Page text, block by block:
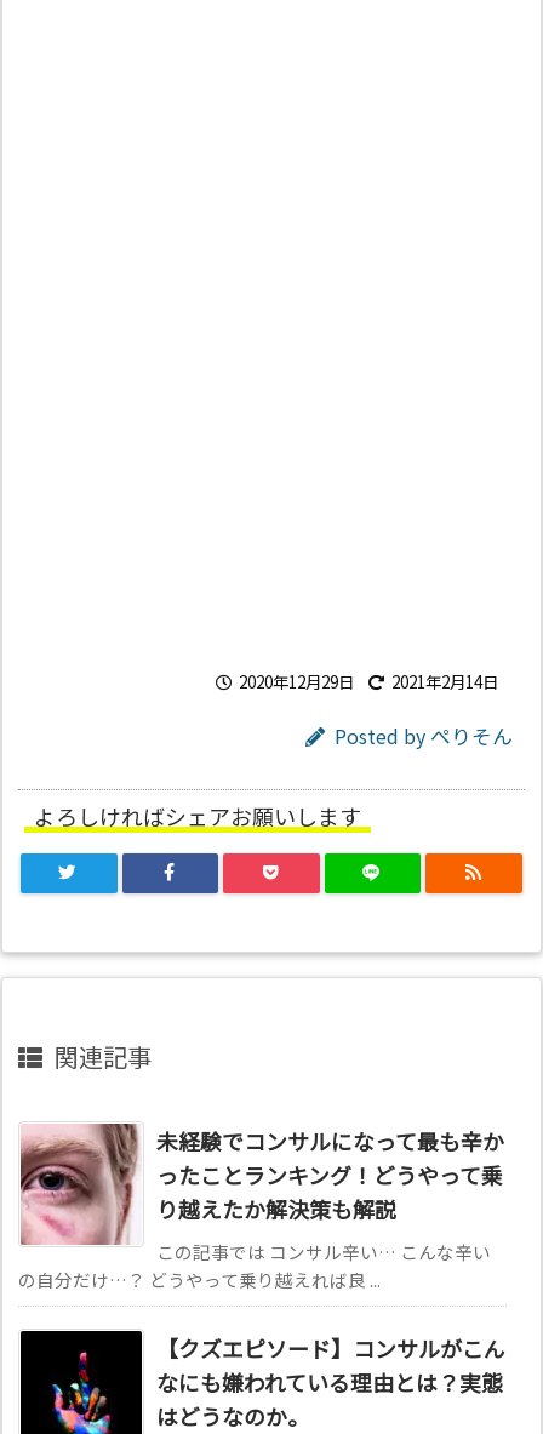
2020年12月29日 2021年2月14日
Posted by ぺりそん
よろしければシェアお願いします
関連記事
未経験でコンサルになって最も辛か
ったことランキング！どうやって乗
り越えたか解決策も解説
この記事では コンサル辛い… こんな辛い
の自分だけ…？ どうやって乗り越えれば良 ...
【クズエピソード】コンサルがこん
なにも嫌われている理由とは？実態
はどうなのか。